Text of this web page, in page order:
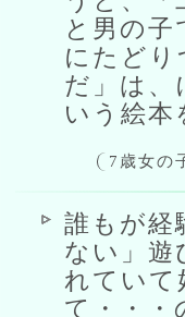
と男の
にたど
だ」は、
いう絵本
7歳女の
誰もが経
ない」遊
れてい
て・・・